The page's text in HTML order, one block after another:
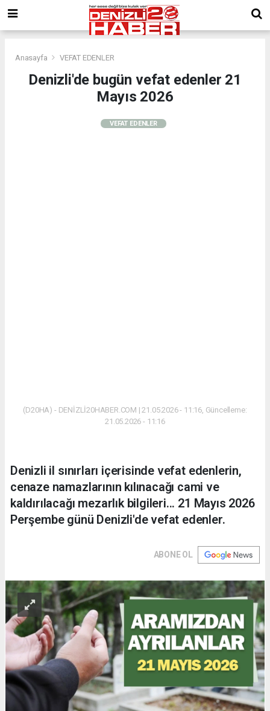
Anasayfa VEFAT EDENLER
Denizli'de bugün vefat edenler 21
Mayıs 2026
VEFAT EDENLER
(D20HA) - DENİZLİ20HABER.COM | 21.05.2026 - 11:16, Güncelleme:
21.05.2026 - 11:16
Denizli il sınırları içerisinde vefat edenlerin,
cenaze namazlarının kılınacağı cami ve
kaldırılacağı mezarlık bilgileri... 21 Mayıs 2026
Perşembe günü Denizli'de vefat edenler.
ABONE OL